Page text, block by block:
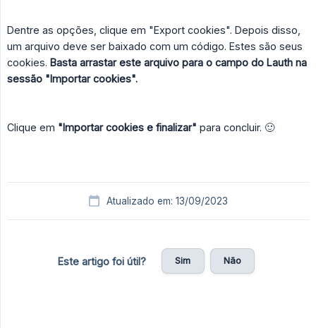
Dentre as opções, clique em "Export cookies". Depois disso,
um arquivo deve ser baixado com um código. Estes são seus
cookies. Basta arrastar este arquivo para o campo do Lauth na
sessão "Importar cookies".
Clique em "Importar cookies e finalizar" para concluir. 🙂
Atualizado em: 13/09/2023
Este artigo foi útil? Sim Não